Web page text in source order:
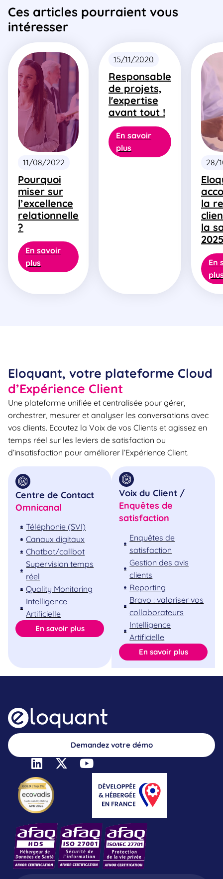
Ces articles pourraient vous
intéresser
11/08/2022
Pourquoi
miser sur
l’excellence
relationnelle
?
En savoir
plus
15/11/2020
Responsable
de projets,
l'expertise
avant tout !
En savoir
plus
28/
la
la
En
Eloquant, votre plateforme Cloud
d’Expérience Client
Une plateforme unifiée et centralisée pour gérer,
orchestrer, mesurer et analyser les conversations avec
vos clients. Ecoutez la Voix de vos Clients et agissez en
temps réel sur les leviers de satisfaction ou
d’insatisfaction pour améliorer l’Expérience Client.
Centre de Contact
Omnicanal
Téléphonie (SVI)
Canaux digitaux
Chatbot/callbot
Supervision temps
réel
Quality Monitoring
Intelligence
Artificielle
En savoir plus
Voix du Client /
Enquêtes de
satisfaction
Enquêtes de
satisfaction
Gestion des avis
clients
Reporting
Bravo : valoriser vos
collaborateurs
Intelligence
Artificielle
En savoir plus
Demandez votre démo